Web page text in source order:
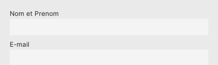
Nom et Prenom
E-mail